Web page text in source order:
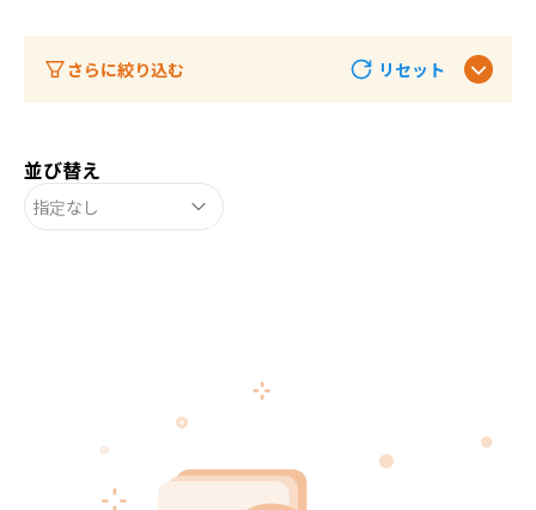
さらに絞り込む リセット
並び替え
指定なし